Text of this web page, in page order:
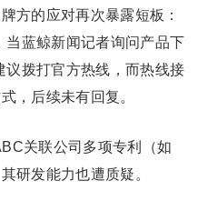
方的应对再次暴露短板：
当蓝鲸新闻记者询问产品下
议拨打官方热线，而热线接
，后续未有回复。
关联公司多项专利（如
研发能力也遭质疑。